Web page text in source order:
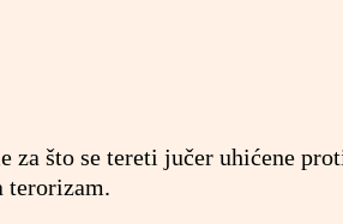
za što se tereti jučer uhićene
terorizam.